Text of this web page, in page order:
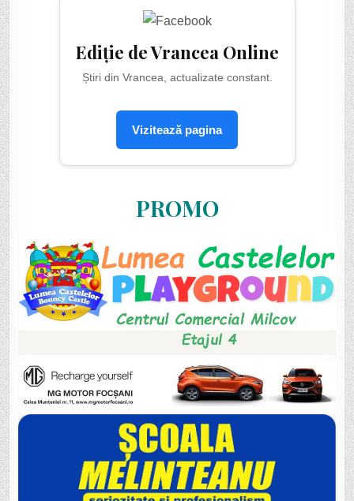
Ediție de Vrancea Online
Știri din Vrancea, actualizate constant.
Vizitează pagina
PROMO